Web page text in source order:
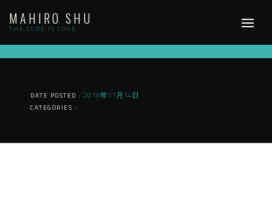
content
MAHIRO SHU
THE CORE IS LOVE
DATE POSTED : 2018年11月14日
CATEGORIES :